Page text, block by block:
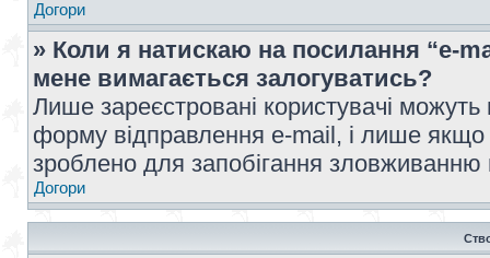
Догори
» Коли я натискаю на посилання “e-
мене вимагається залогуватись?
Лише зареєстровані користувачі
форму відправлення e-mail, і лише
зроблено для запобігання
Догори